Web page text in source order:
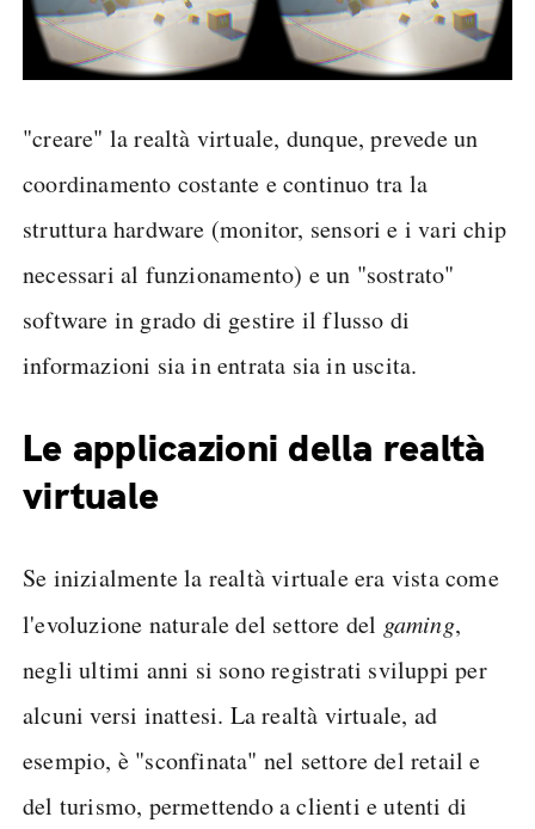
"creare" la realtà virtuale, dunque, prevede un
coordinamento costante e continuo tra la
struttura hardware (monitor, sensori e i vari chip
necessari al funzionamento) e un "sostrato"
software in grado di gestire il flusso di
informazioni sia in entrata sia in uscita.
Le applicazioni della realtà
virtuale
Se inizialmente la realtà virtuale era vista come
l'evoluzione naturale del settore del gaming,
negli ultimi anni si sono registrati sviluppi per
alcuni versi inattesi. La realtà virtuale, ad
esempio, è "sconfinata" nel settore del retail e
del turismo, permettendo a clienti e utenti di